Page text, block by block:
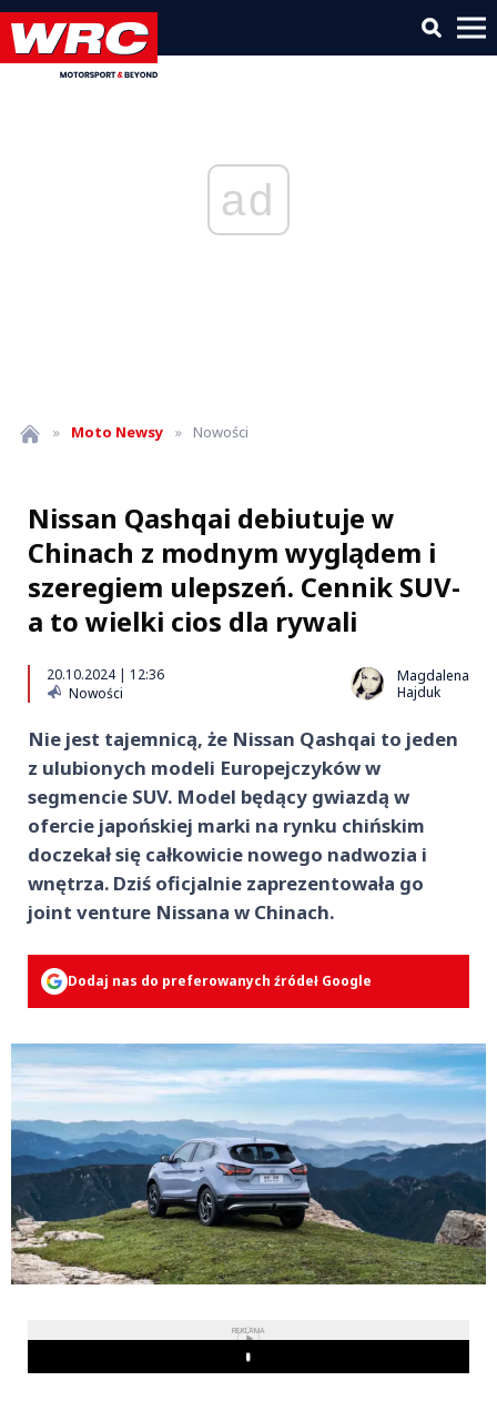
ad
» Moto Newsy » Nowości
Nissan Qashqai debiutuje w
Chinach z modnym wyglądem i
szeregiem ulepszeń. Cennik SUV-
a to wielki cios dla rywali
20.10.2024 | 12:36
Nowości
Magdalena
Hajduk
Nie jest tajemnicą, że Nissan Qashqai to jeden
z ulubionych modeli Europejczyków w
segmencie SUV. Model będący gwiazdą w
ofercie japońskiej marki na rynku chińskim
doczekał się całkowicie nowego nadwozia i
wnętrza. Dziś oficjalnie zaprezentowała go
joint venture Nissana w Chinach.
Dodaj nas do preferowanych źródeł Google
REKLAMA
Play